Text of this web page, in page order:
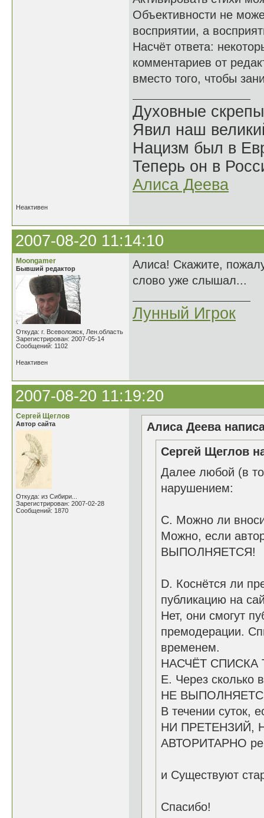
Объективности не
восприятии, а
Насчёт ответа:
комментариев от
вместо того, чтобы
Духовные
Явил наш
Нацизм был в
Теперь он в
Алиса Деева
Неактивен
2007-08-20 11:14:10
Moongamer
Бывший редактор
Откуда: г. Всеволожск, Лен.область
Зарегистрирован: 2007-05-14
Сообщений: 1102
Алиса! Скажите,
слово уже слышал...
Лунный Игрок
Неактивен
2007-08-20 11:19:20
Сергей Щеглов
Автор сайта
Откуда: из Сибири...
Зарегистрирован: 2007-02-28
Сообщений: 1870
Алиса Деева
Сергей Щеглов
Далее любой (в
нарушением:
C. Можно ли
Можно, если
ВЫПОЛНЯЕТСЯ!
D. Коснётся ли
публикацию на
Нет, они смогут
премодерации.
временем.
НАСЧЁТ СПИСКА
E. Через сколько
НЕ
В течении суток,
НИ ПРЕТЕНЗИЙ,
АВТОРИТАРНО
и Существуют
Спасибо!